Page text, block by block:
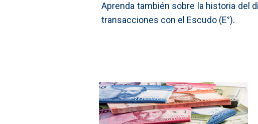
Aprenda también sobre la historia del
transacciones con el Escudo (E°).